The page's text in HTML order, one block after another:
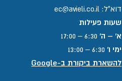
דוא"ל: ec@avieli.co.il
שעות פעילות
א' – ה'
ימי ו'
להשארת ביקורת ב-Google